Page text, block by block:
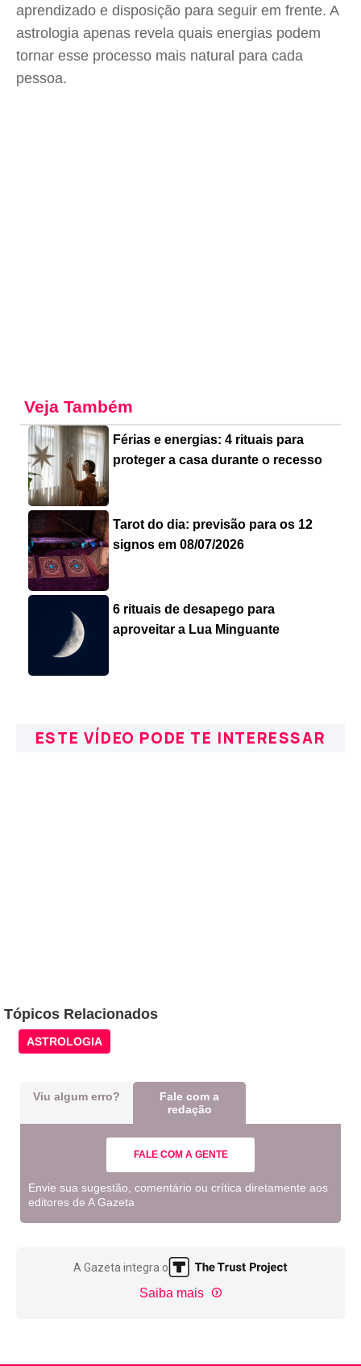
aprendizado e disposição para seguir em frente. A
astrologia apenas revela quais energias podem
tornar esse processo mais natural para cada
pessoa.
Veja Também
Férias e energias: 4 rituais para
proteger a casa durante o recesso
Tarot do dia: previsão para os 12
signos em 08/07/2026
6 rituais de desapego para
aproveitar a Lua Minguante
ESTE VÍDEO PODE TE INTERESSAR
Tópicos Relacionados
ASTROLOGIA
Viu algum erro?
Fale com a
redação
FALE COM A GENTE
Envie sua sugestão, comentário ou crítica diretamente aos
editores de A Gazeta
A Gazeta integra o
Saiba mais